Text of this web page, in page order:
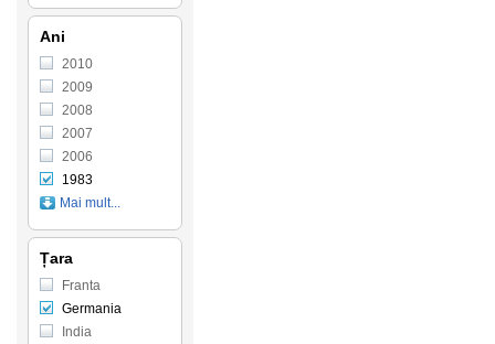
Ani
2010
2009
2008
2007
2006
1983
Mai mult...
Țara
Franta
Germania
India